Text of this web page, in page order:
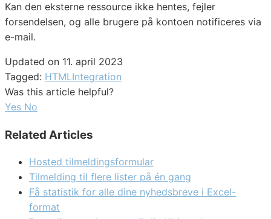
Kan den eksterne ressource ikke hentes, fejler
forsendelsen, og alle brugere på kontoen notificeres via
e-mail.
Updated on 11. april 2023
Tagged: HTMLIntegration
Was this article helpful?
Yes No
Related Articles
Hosted tilmeldingsformular
Tilmelding til flere lister på én gang
Få statistik for alle dine nyhedsbreve i Excel-
format